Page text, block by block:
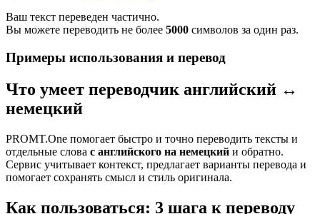
Ваш текст переведен частично.
Вы можете переводить не более 5000 символов за один раз.
Примеры использования и перевод
Что умеет переводчик английский ↔
немецкий
PROMT.One помогает быстро и точно переводить тексты и
отдельные слова с английского на немецкий и обратно.
Сервис учитывает контекст, предлагает варианты перевода и
помогает сохранять смысл и стиль оригинала.
Как пользоваться: 3 шага к переводу